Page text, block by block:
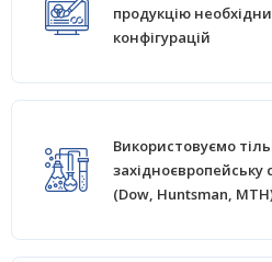
продукцію
конфігурацій
Використовуємо
західноєвропейську
(Dow, Huntsman,